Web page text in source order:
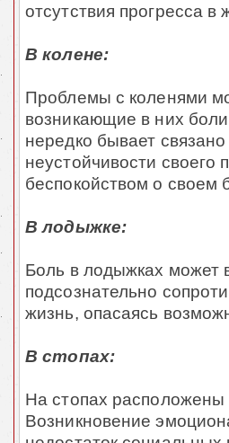
отсутствия прогресса в
В колене:
Проблемы с коленями
возникающие в них
нередко бывает
неустойчивости
беспокойством о своем
В лодыжке:
Боль в лодыжках может
подсознательно
жизнь, опасаясь
В стопах:
На стопах
Возникновение